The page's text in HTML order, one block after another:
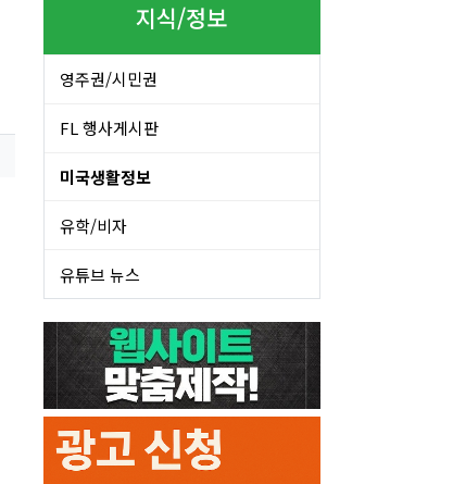
지식/정보
영주권/시민권
FL 행사게시판
미국생활정보
유학/비자
유튜브 뉴스